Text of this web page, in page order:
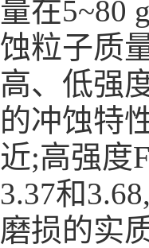
量在5~80
蚀粒子质
高、低强
的冲蚀特
近;高强度
3.37和
磨损的实